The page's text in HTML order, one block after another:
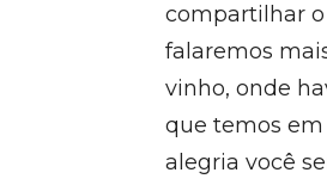
compartilhar o
falaremos
vinho, onde
que temos em
alegria você